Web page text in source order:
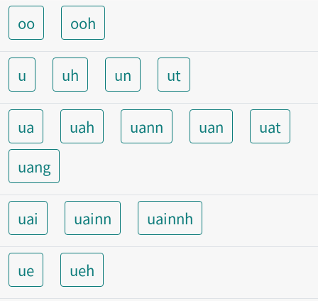
oo ooh
u uh un ut
ua uah uann uan
uat
uang
uai uainn uainnh
ue ueh